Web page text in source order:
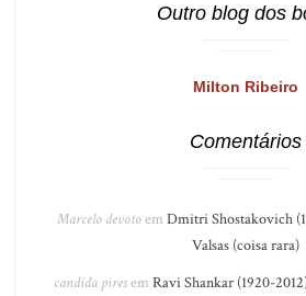
Outro blog dos
Milton Ribeiro
Comentários
Marcelo devotoem Dmitri Shostakovich
Valsas (coisa rara)
candida piresem Ravi Shankar (1920-